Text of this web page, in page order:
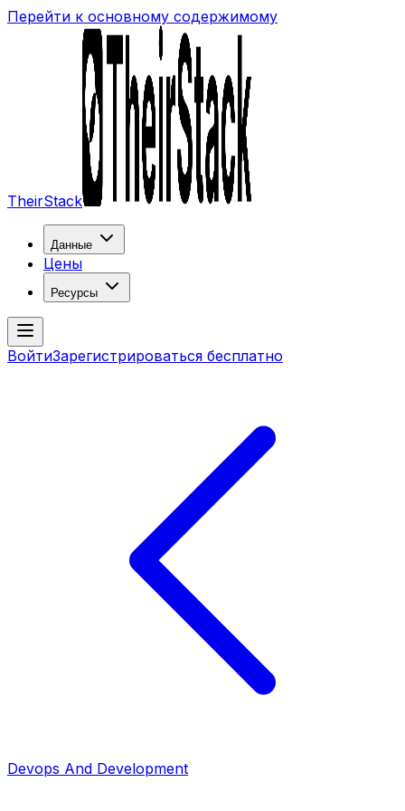
Перейти к основному содержимому
TheirStack
Данные
Цены
Ресурсы
ВойтиЗарегистрироваться бесплатно
Devops And Development